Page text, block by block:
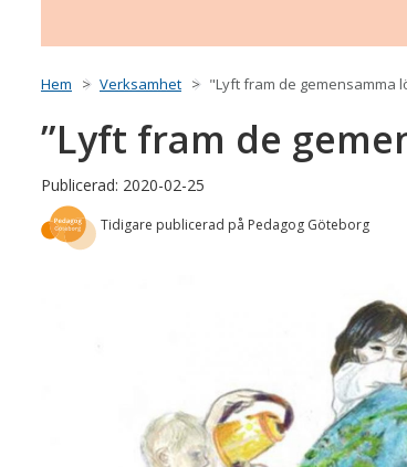
Hem Verksamhet "Lyft fram de gemensamma
”Lyft fram de
Publicerad: 2020-02-25
Tidigare publicerad på Pedagog Göteborg